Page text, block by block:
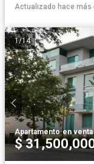
Actualizado hace más
1/14
Apartamento·en venta
$